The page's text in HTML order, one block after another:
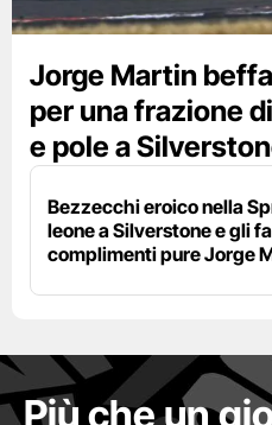
Jorge Martin
per una frazione
e pole a
Bezzecchi eroico nella
leone a Silverstone e gli
complimenti pure Jorge
Più che un